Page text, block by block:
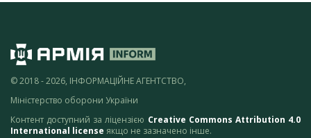
© 2018 - 2026, ІНФОРМАЦІЙНЕ АГЕНТСТВО,
Міністерство оборони України
Контент доступний за ліцензією Creative Commons Attribution 4.0
International license якщо не зазначено інше.